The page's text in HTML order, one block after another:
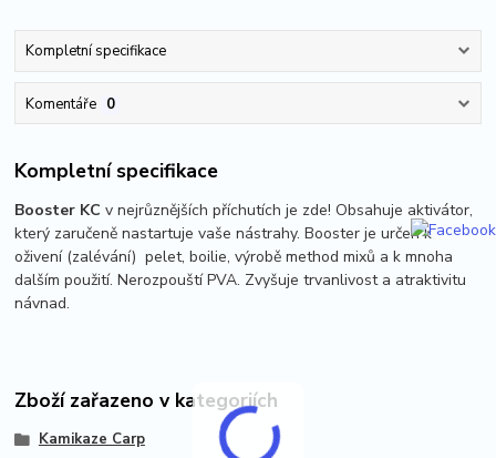
Kompletní specifikace
Komentáře 0
Kompletní specifikace
Booster KC v nejrůznějších příchutích je zde! Obsahuje aktivátor,
který zaručeně nastartuje vaše nástrahy. Booster je určen k
oživení (zalévání) pelet, boilie, výrobě method mixů a k mnoha
dalším použití. Nerozpouští PVA. Zvyšuje trvanlivost a atraktivitu
návnad.
Zboží zařazeno v kategoriích
Kamikaze Carp